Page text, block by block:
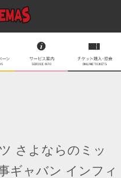
さよならのミッ
ギャバン インフィ